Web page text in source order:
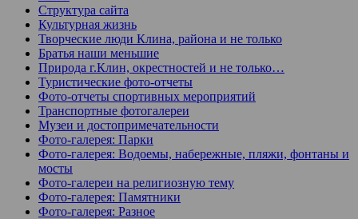
Структура сайта
Культурная жизнь
Творческие люди Клина, района и не только
Братья наши меньшие
Природа г.Клин, окрестностей и не только…
Туристические фото-отчеты
Фото-отчеты спортивных мероприятий
Транспортные фотогалереи
Музеи и достопримечательности
Фото-галерея: Парки
Фото-галерея: Водоемы, набережные, пляжи, фонтаны и
мосты
Фото-галереи на религиозную тему
Фото-галерея: Памятники
Фото-галерея: Разное